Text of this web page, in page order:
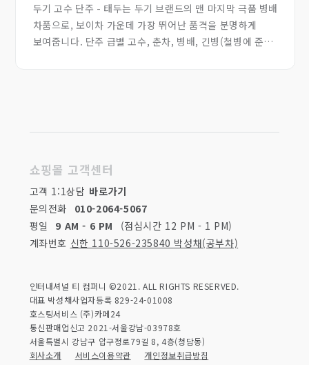
두기 고수 단주 - 태두는 두기 브랜드의 맨 마지막 극품 병배
차품으로, 보이차 가운데 가장 뛰어난 품격을 분명하게
보여줍니다. 단주 급별 고수, 춘차, 병배, 긴병(철병에 준하는
쇼핑몰 고객센터
고객 1:1상담 바로가기
문의전화
010-2064-5067
평일
9 AM - 6 PM
(점심시간 12 PM - 1 PM)
계좌번호 신한 110-526-235840 박성채(공부차)
인터내셔널 티 컴퍼니 ©2021. ALL RIGHTS RESERVED.
대표 박성채사업자등록 829-24-01008
호스팅서비스 (주)카페24
통신판매업신고 2021-서울강남-03978호
서울특별시 강남구 압구정로79길 8, 4층(청담동)
회사소개
서비스이용약관 개인정보취급방침